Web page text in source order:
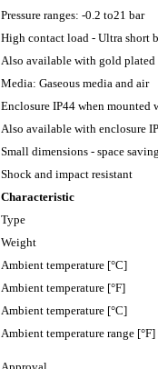
Pressure ranges: -0.2 to21 bar
High contact load - Ultra short
Also available with gold plated
Media: Gaseous media and air
Enclosure IP44 when mounted
Also available with enclosure
Small dimensions - space
Shock and impact resistant
Characteristic
Type
Weight
Ambient temperature [°C]
Ambient temperature [°F]
Ambient temperature [°C]
Ambient temperature range [°F]